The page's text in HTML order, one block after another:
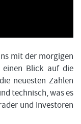
mit der morgigen
einen Blick auf die
neuesten Zahlen
technisch, was es
und Investoren